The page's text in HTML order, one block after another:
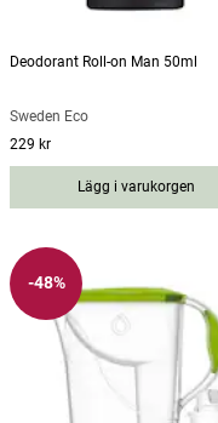
Deodorant Roll-on Man 50ml
Sweden Eco
Pris:
229 kr
Lägg i varukorgen
-48%